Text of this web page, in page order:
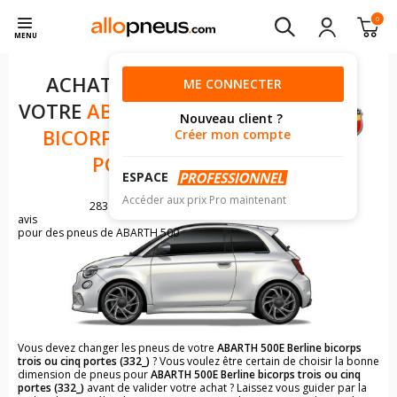
MENU
0
ME CONNECTER
Nouveau client ?
Créer mon compte
ESPACE
Accéder aux prix Pro maintenant
ACHAT DE PNEUS POUR
VOTRE ABARTH 500E BERLINE
BICORPS TROIS OU CINQ
PORTES (332_)
283
avis
pour des pneus de ABARTH 500
Vous devez changer les pneus de votre ABARTH 500E Berline bicorps
trois ou cinq portes (332_)? Vous voulez être certain de choisir la bonne
dimension de pneus pourABARTH 500E Berline bicorps trois ou cinq
portes (332_) avant de valider votre achat ? Laissez vous guider par la